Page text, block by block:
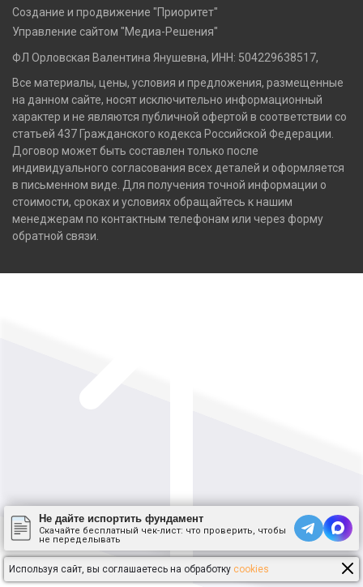
Создание и продвижение "Приоритет"
Управление сайтом "Медиа-Решения"
ФЛ Орловская Валентина Янушевна, ИНН: 504229638517,
Все материалы, цены, условия и предложения, размещенные
на данном сайте, носят исключительно информационный
характер и не являются публичной офертой в соответствии со
статьей 437 Гражданского кодекса Российской Федерации.
Договор может быть составлен только после
индивидуального согласования всех деталей и оформляется
в письменном виде. Для получения точной информации о
стоимости, сроках и условиях обращайтесь к нашим
менеджерам по контактным телефонам или через форму
обратной связи.
Не дайте испортить фундамент
Скачайте бесплатный чек-лист: что проверить, чтобы
не переделывать
Используя сайт, вы соглашаетесь на обработку cookies